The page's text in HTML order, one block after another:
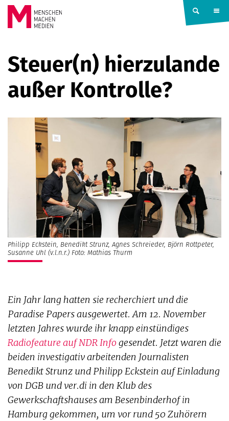
Springe zum Inhalt
MACHEN
MEDIEN
Steuer(n) hierzulande
außer Kontrolle?
Philipp Eckstein, Benedikt Strunz, Agnes Schreieder, Björn Rottpeter,
Susanne Uhl (v.l.n.r.) Foto: Mathias Thurm
Ein Jahr lang hatten sie recherchiert und die
Paradise Papers ausgewertet. Am 12. November
letzten Jahres wurde ihr knapp einstündiges
Radiofeature auf NDR Info gesendet. Jetzt waren die
beiden investigativ arbeitenden Journalisten
Benedikt Strunz und Philipp Eckstein auf Einladung
von DGB und ver.di in den Klub des
Gewerkschaftshauses am Besenbinderhof in
Hamburg gekommen, um vor rund 50 Zuhörern